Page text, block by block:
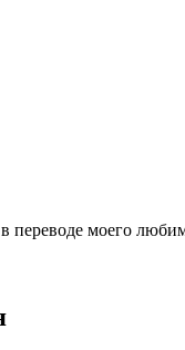
переводе моего